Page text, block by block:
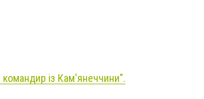
із Кам'янеччини".